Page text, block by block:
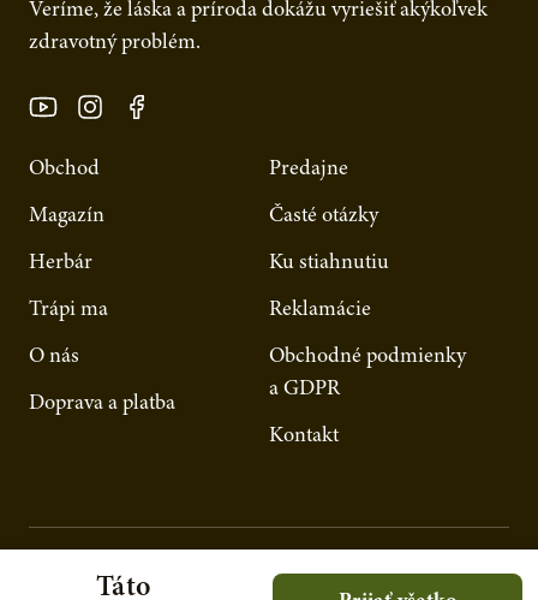
Veríme, že láska a príroda dokážu vyriešiť akýkoľvek
zdravotný problém.
Obchod
Magazín
Herbár
Trápi ma
O nás
Doprava a platba
Predajne
Časté otázky
Ku stiahnutiu
Reklamácie
Obchodné podmienky
a GDPR
Kontakt
Táto